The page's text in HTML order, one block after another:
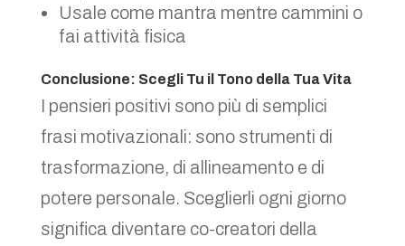
Usale come mantra mentre cammini o
fai attività fisica
Conclusione: Scegli Tu il Tono della Tua Vita
I pensieri positivi sono più di semplici
frasi motivazionali: sono strumenti di
trasformazione, di allineamento e di
potere personale. Sceglierli ogni giorno
significa diventare co-creatori della